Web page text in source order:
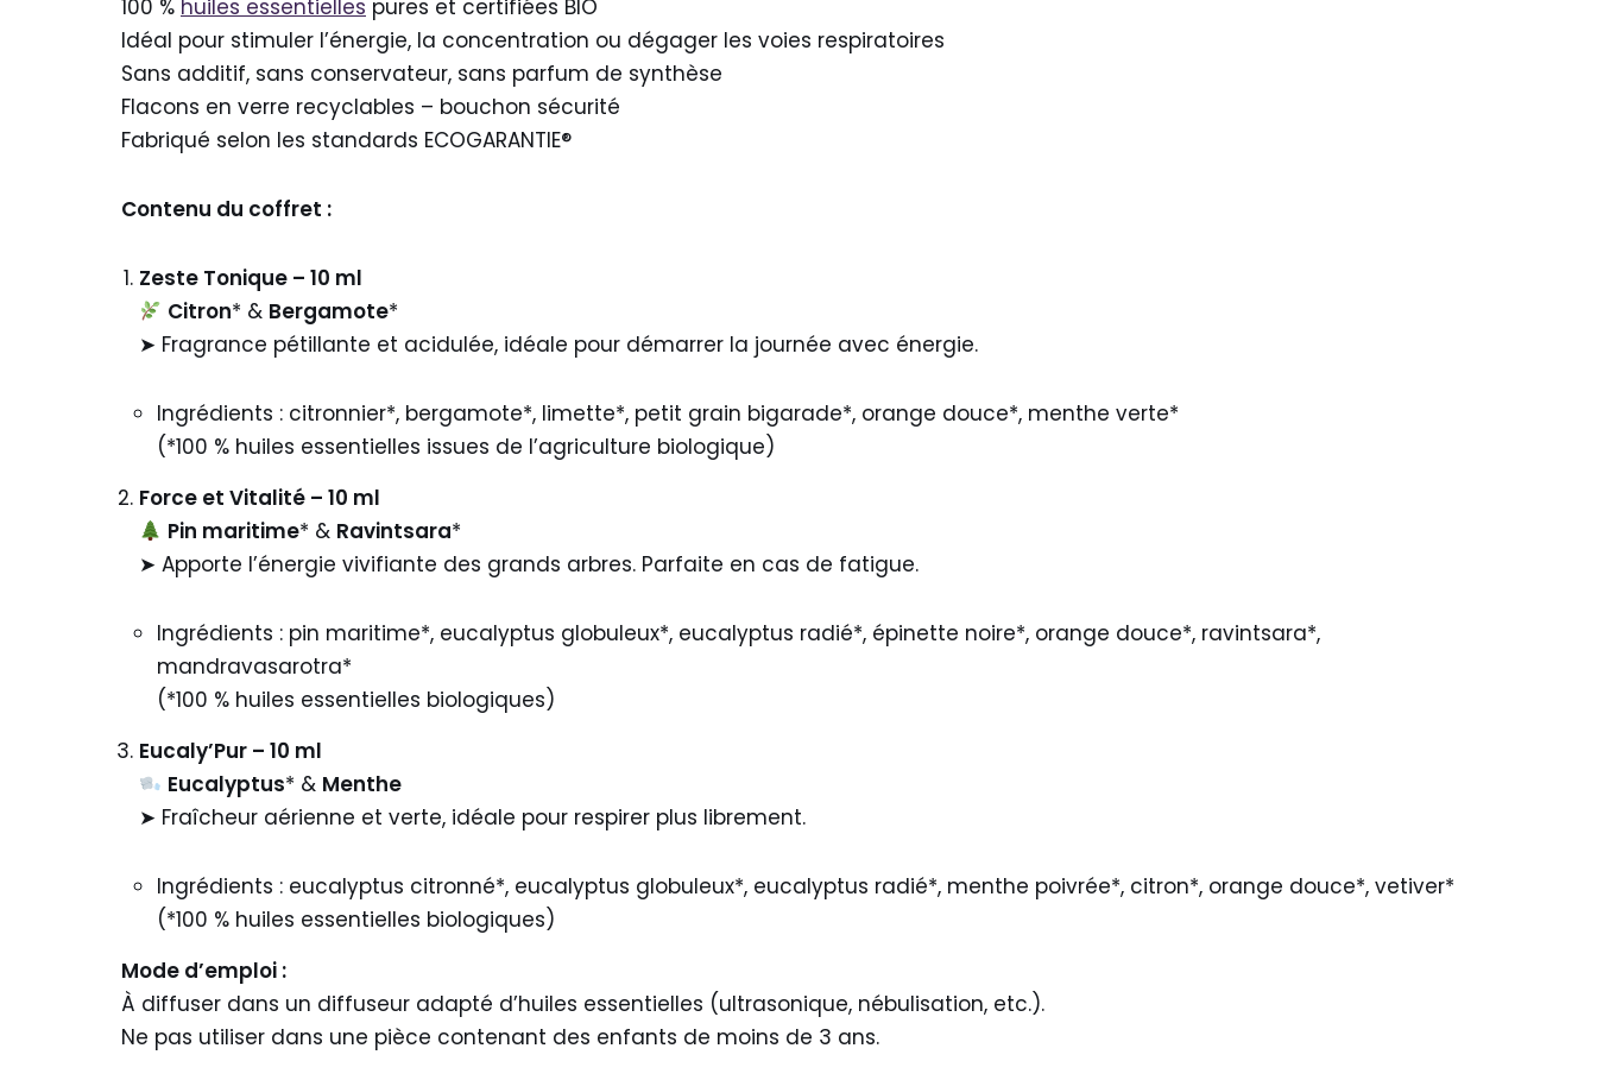
100 % huiles essentielles pures et certifiées BIO
Idéal pour stimuler l’énergie, la concentration ou dégager les voies respiratoires
Sans additif, sans conservateur, sans parfum de synthèse
Flacons en verre recyclables – bouchon sécurité
Fabriqué selon les standards ECOGARANTIE®
Contenu du coffret :
Zeste Tonique – 10 ml
Citron* & Bergamote*
➤ Fragrance pétillante et acidulée, idéale pour démarrer la journée avec énergie.
Ingrédients : citronnier*, bergamote*, limette*, petit grain bigarade*, orange douce*, menthe verte*
(*100 % huiles essentielles issues de l’agriculture biologique)
Force et Vitalité – 10 ml
Pin maritime* & Ravintsara*
➤ Apporte l’énergie vivifiante des grands arbres. Parfaite en cas de fatigue.
Ingrédients : pin maritime*, eucalyptus globuleux*, eucalyptus radié*, épinette noire*, orange douce*, ravintsara*,
mandravasarotra*
(*100 % huiles essentielles biologiques)
Eucaly’Pur – 10 ml
Eucalyptus* & Menthe
➤ Fraîcheur aérienne et verte, idéale pour respirer plus librement.
Ingrédients : eucalyptus citronné*, eucalyptus globuleux*, eucalyptus radié*, menthe poivrée*, citron*, orange douce*, vetiver*
(*100 % huiles essentielles biologiques)
Mode d’emploi :
À diffuser dans un diffuseur adapté d’huiles essentielles (ultrasonique, nébulisation, etc.).
Ne pas utiliser dans une pièce contenant des enfants de moins de 3 ans.